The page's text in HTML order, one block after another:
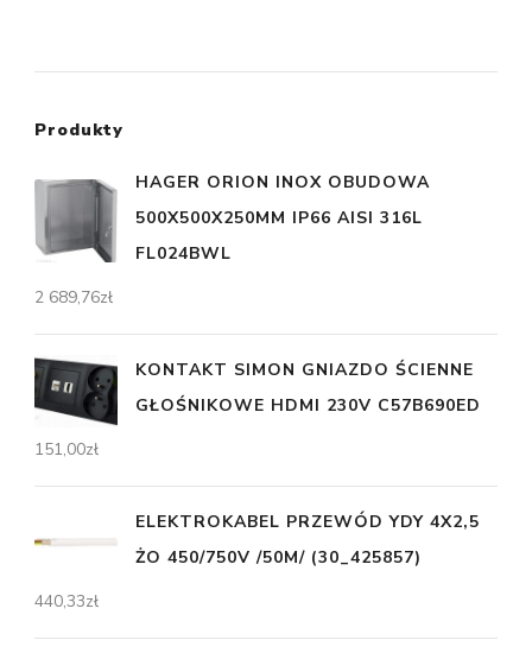
Produkty
HAGER ORION INOX OBUDOWA
500X500X250MM IP66 AISI 316L
FL024BWL
2 689,76zł
KONTAKT SIMON GNIAZDO ŚCIENNE
GŁOŚNIKOWE HDMI 230V C57B690ED
151,00zł
ELEKTROKABEL PRZEWÓD YDY 4X2,5
ŻO 450/750V /50M/ (30_425857)
440,33zł